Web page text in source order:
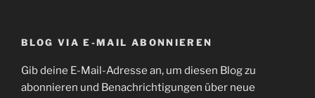
BLOG VIA E-MAIL ABONNIEREN
Gib deine E-Mail-Adresse an, um diesen Blog zu
abonnieren und Benachrichtigungen über neue